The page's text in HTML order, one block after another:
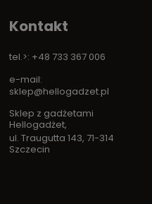
Kontakt
tel.>: +48 733 367 006
e-mail:
sklep@hellogadzet.pl
Sklep z gadżetami
Hellogadżet,
ul. Traugutta 143, 71-314
Szczecin